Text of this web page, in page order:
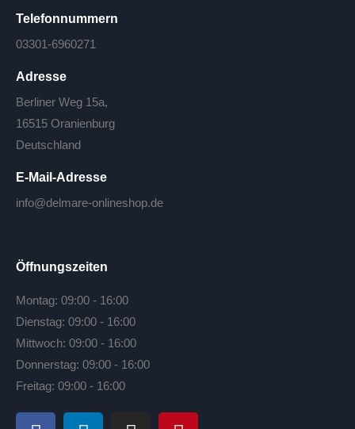
Telefonnummern
03301-6960271
Adresse
Berliner Weg 15a,
16515 Oranienburg
Deutschland
E-Mail-Adresse
info@delmare-onlineshop.de
Öffnungszeiten
Montag: 09:00 - 16:00
Dienstag: 09:00 - 16:00
Mittwoch: 09:00 - 16:00
Donnerstag: 09:00 - 16:00
Freitag: 09:00 - 16:00